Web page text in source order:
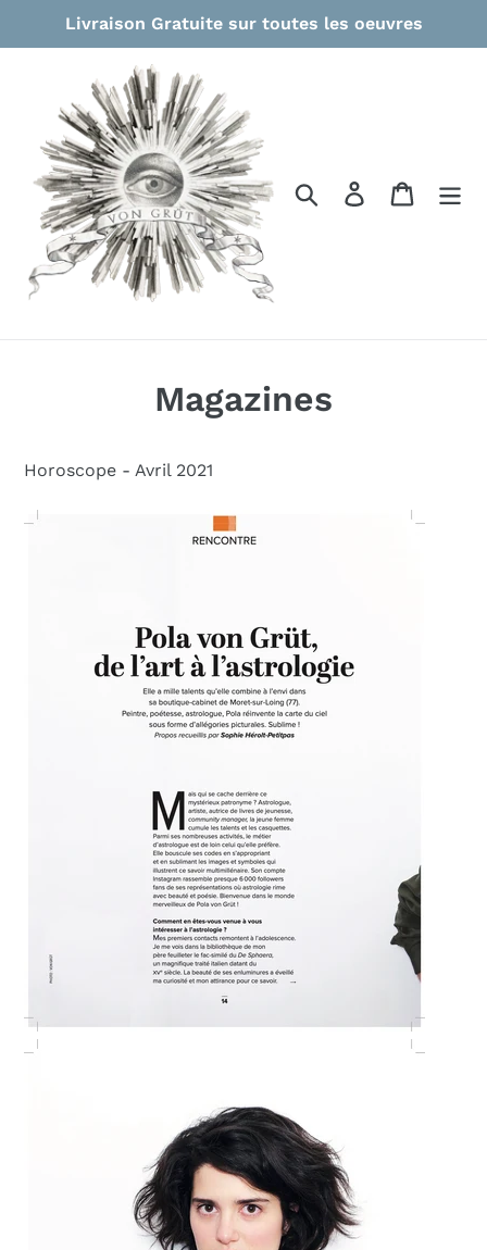
Livraison Gratuite sur toutes les oeuvres
RechercherSe connecter
Panier
Magazines
Horoscope - Avril 2021